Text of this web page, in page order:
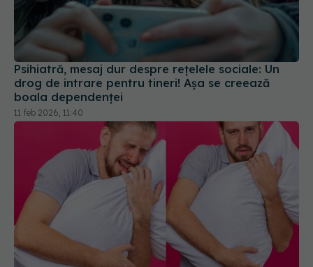
Psihiatră, mesaj dur despre rețelele sociale: Un
drog de intrare pentru tineri! Așa se creează
boala dependenţei
11 feb 2026, 11:40